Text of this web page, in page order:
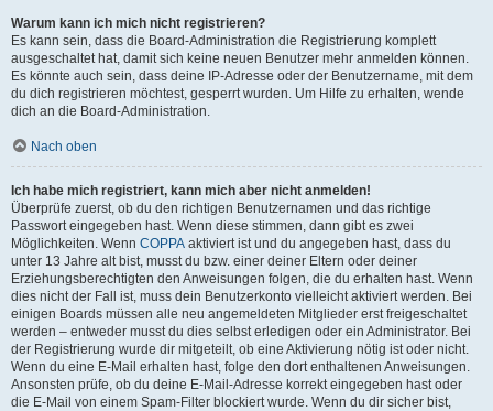
Warum kann ich mich nicht registrieren?
Es kann sein, dass die Board-Administration die Registrierung komplett
ausgeschaltet hat, damit sich keine neuen Benutzer mehr anmelden können.
Es könnte auch sein, dass deine IP-Adresse oder der Benutzername, mit dem
du dich registrieren möchtest, gesperrt wurden. Um Hilfe zu erhalten, wende
dich an die Board-Administration.
Nach oben
Ich habe mich registriert, kann mich aber nicht anmelden!
Überprüfe zuerst, ob du den richtigen Benutzernamen und das richtige
Passwort eingegeben hast. Wenn diese stimmen, dann gibt es zwei
Möglichkeiten. Wenn COPPA aktiviert ist und du angegeben hast, dass du
unter 13 Jahre alt bist, musst du bzw. einer deiner Eltern oder deiner
Erziehungsberechtigten den Anweisungen folgen, die du erhalten hast. Wenn
dies nicht der Fall ist, muss dein Benutzerkonto vielleicht aktiviert werden. Bei
einigen Boards müssen alle neu angemeldeten Mitglieder erst freigeschaltet
werden – entweder musst du dies selbst erledigen oder ein Administrator. Bei
der Registrierung wurde dir mitgeteilt, ob eine Aktivierung nötig ist oder nicht.
Wenn du eine E-Mail erhalten hast, folge den dort enthaltenen Anweisungen.
Ansonsten prüfe, ob du deine E-Mail-Adresse korrekt eingegeben hast oder
die E-Mail von einem Spam-Filter blockiert wurde. Wenn du dir sicher bist,